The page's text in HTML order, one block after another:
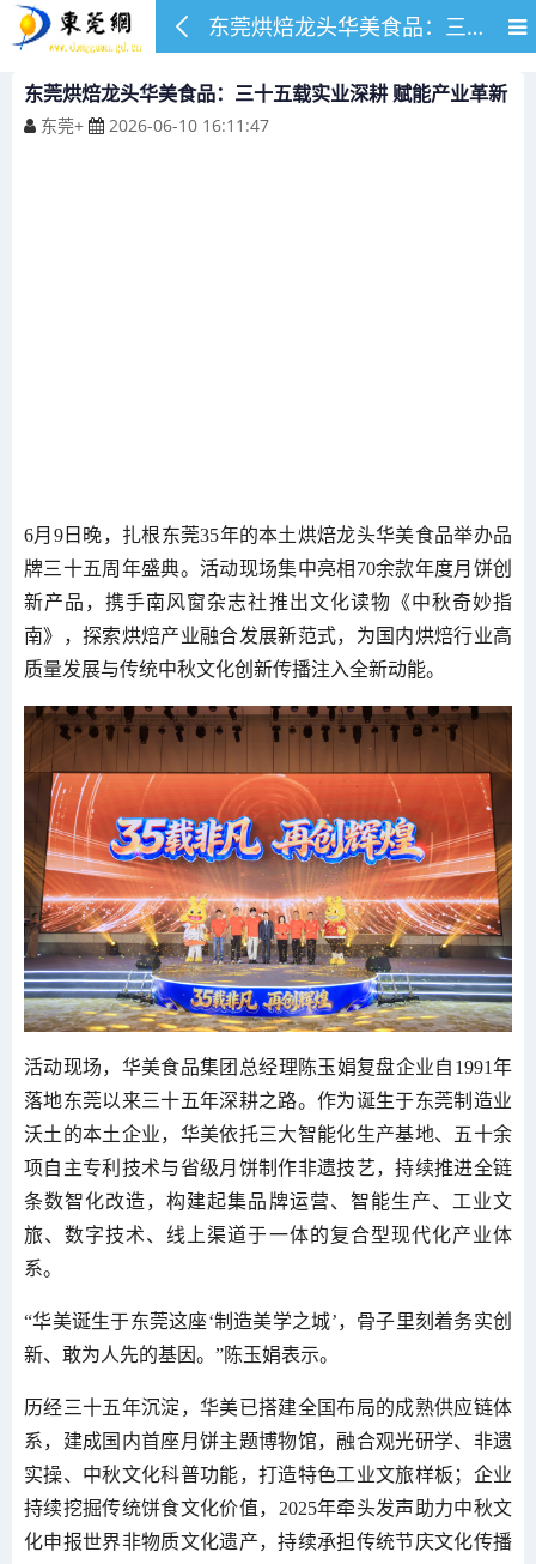
东莞烘焙龙头华美食品：三十五载实业深耕 赋能产业革新
东莞烘焙龙头华美食品：三十五载实业深耕 赋能产业革新
东莞+ 2026-06-10 16:11:47
6月9日晚，扎根东莞35年的本土烘焙龙头华美食品举办品
牌三十五周年盛典。活动现场集中亮相70余款年度月饼创
新产品，携手南风窗杂志社推出文化读物《中秋奇妙指
南》，探索烘焙产业融合发展新范式，为国内烘焙行业高
质量发展与传统中秋文化创新传播注入全新动能。
活动现场，华美食品集团总经理陈玉娟复盘企业自1991年
落地东莞以来三十五年深耕之路。作为诞生于东莞制造业
沃土的本土企业，华美依托三大智能化生产基地、五十余
项自主专利技术与省级月饼制作非遗技艺，持续推进全链
条数智化改造，构建起集品牌运营、智能生产、工业文
旅、数字技术、线上渠道于一体的复合型现代化产业体
系。
“华美诞生于东莞这座‘制造美学之城’，骨子里刻着务实创
新、敢为人先的基因。”陈玉娟表示。
历经三十五年沉淀，华美已搭建全国布局的成熟供应链体
系，建成国内首座月饼主题博物馆，融合观光研学、非遗
实操、中秋文化科普功能，打造特色工业文旅样板；企业
持续挖掘传统饼食文化价值，2025年牵头发声助力中秋文
化申报世界非物质文化遗产，持续承担传统节庆文化传播